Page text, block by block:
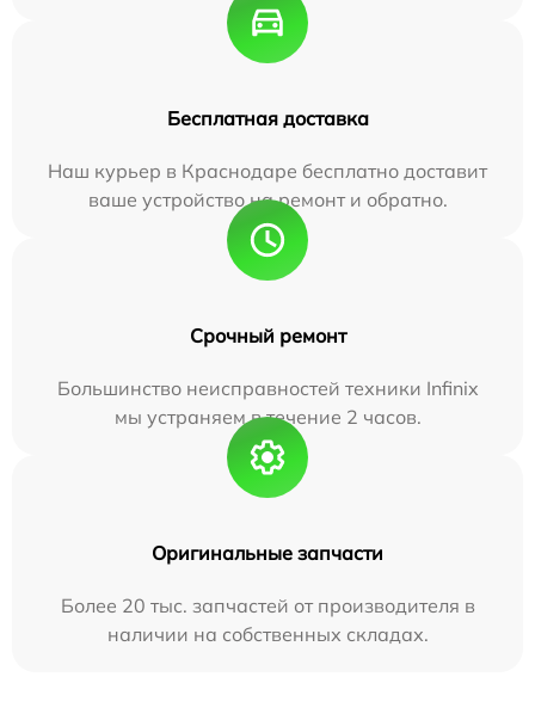
Бесплатная доставка
Наш курьер в Краснодаре бесплатно доставит
ваше устройство на ремонт и обратно.
Срочный ремонт
Большинство неисправностей техники Infinix
мы устраняем в течение 2 часов.
Оригинальные запчасти
Более 20 тыс. запчастей от производителя в
наличии на собственных складах.